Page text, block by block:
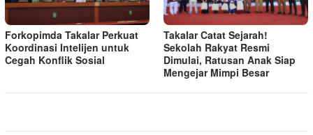
Forkopimda Takalar Perkuat
Koordinasi Intelijen untuk
Cegah Konflik Sosial
Takalar Catat Sejarah!
Sekolah Rakyat Resmi
Dimulai, Ratusan Anak Siap
Mengejar Mimpi Besar